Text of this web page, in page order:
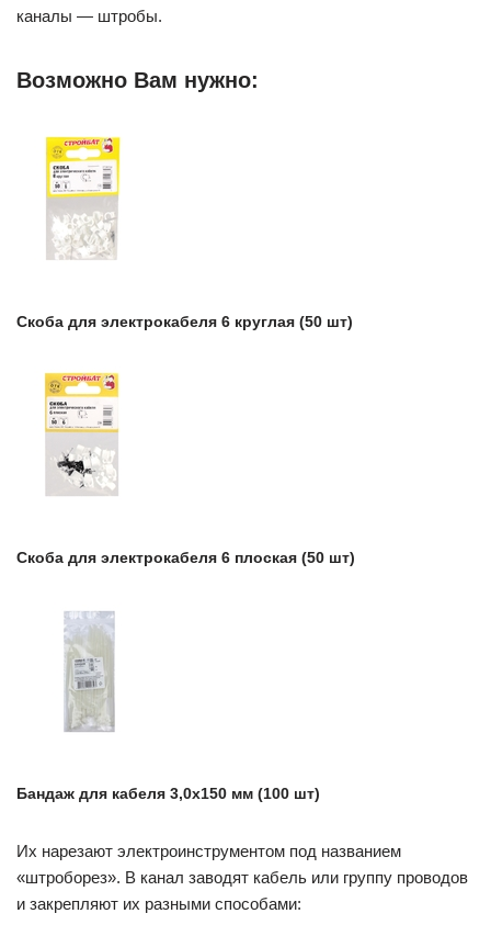
каналы — штробы.
Возможно Вам нужно:
Скоба для электрокабеля 6 круглая (50 шт)
Скоба для электрокабеля 6 плоская (50 шт)
Бандаж для кабеля 3,0х150 мм (100 шт)
Их нарезают электроинструментом под названием
«штроборез». В канал заводят кабель или группу проводов
и закрепляют их разными способами: